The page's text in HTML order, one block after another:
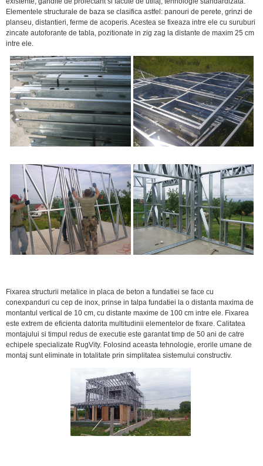
Elementele structurale de baza se clasifica astfel: panouri de perete, grinzi de
planseu, distantieri, ferme de acoperis. Acestea se fixeaza intre ele cu suruburi
zincate autoforante de tabla, pozitionate in zig zag la distante de maxim 25 cm
intre ele.
Fixarea structurii metalice in placa de beton a fundatiei se face cu
conexpanduri cu cep de inox, prinse in talpa fundatiei la o distanta maxima de
montantul vertical de 10 cm, cu distante maxime de 100 cm intre ele. Fixarea
este extrem de eficienta datorita multitudinii elementelor de fixare. Calitatea
montajului si timpul redus de executie este garantat timp de 50 ani de catre
echipele specializate RugVity. Folosind aceasta tehnologie, erorile umane de
montaj sunt eliminate in totalitate prin simplitatea sistemului constructiv.